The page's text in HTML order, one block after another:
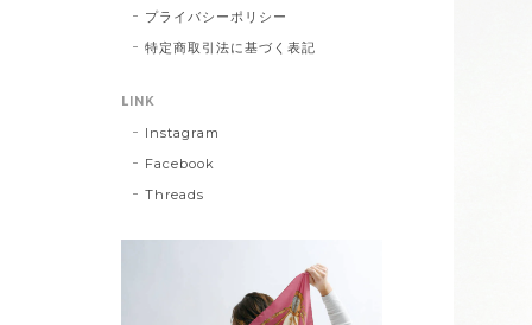
プライバシーポリシー
特定商取引法に基づく表記
LINK
Instagram
Facebook
Threads